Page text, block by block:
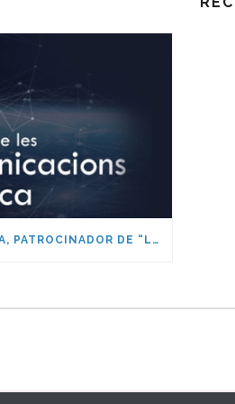
IEAISA, PATROCINADOR DE “LA NIT DE LES TELECOMUNICACIONS I LA INFORMÀTICA”